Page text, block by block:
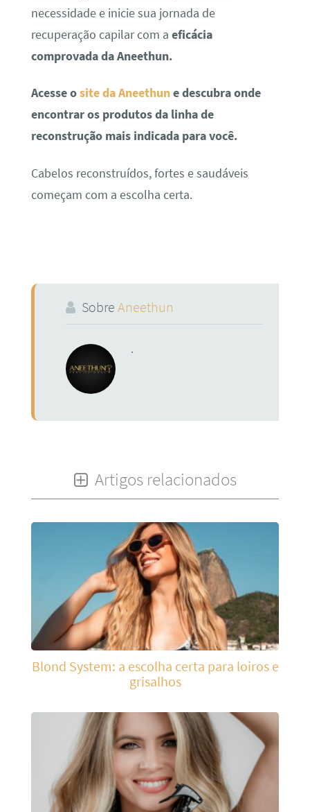
necessidade e inicie sua jornada de
recuperação capilar com a eficácia
comprovada da Aneethun.
Acesse osite da Aneethune descubra onde
encontrar os produtos da linha de
reconstrução mais indicada para você.
Cabelos reconstruídos, fortes e saudáveis
começam com a escolha certa.
Sobre Aneethun
.
Artigos relacionados
Blond System: a escolha certa para loiros e
grisalhos